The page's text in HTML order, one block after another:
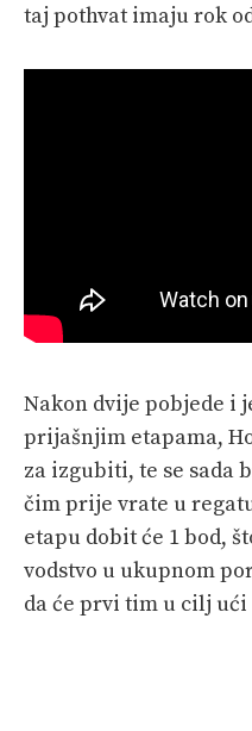
taj pothvat imaju rok
Nakon dvije pobjede i
prijašnjim etapama,
za izgubiti, te se sada
čim prije vrate u
etapu dobit će 1 bod,
vodstvo u ukupnom
da će prvi tim u cilj ući